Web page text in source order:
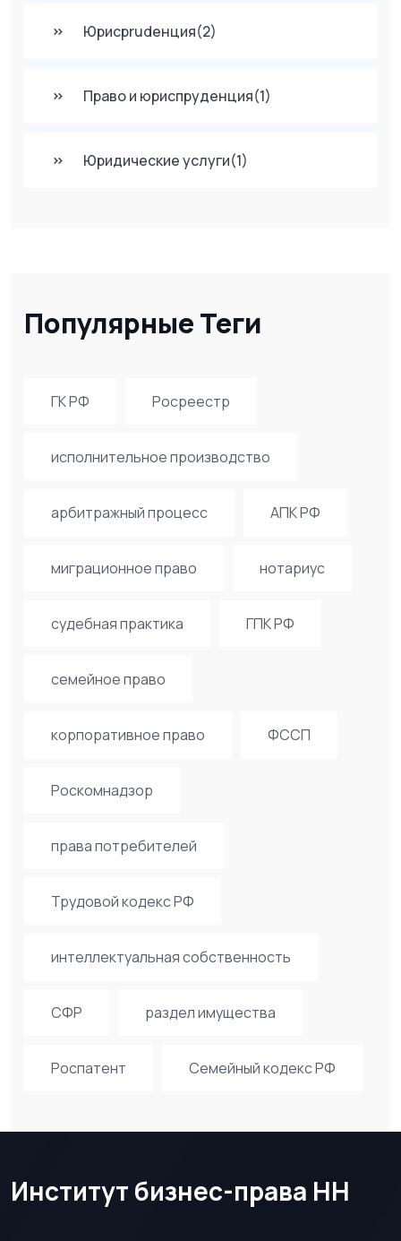
Юрисprudенция(2)
Право и юриспруденция(1)
Юридические услуги(1)
Популярные Теги
ГК РФ Росреестр
исполнительное производство
арбитражный процесс АПК РФ
миграционное право нотариус
судебная практика ГПК РФ
семейное право
корпоративное право ФССП
Роскомнадзор
права потребителей
Трудовой кодекс РФ
интеллектуальная собственность
СФР раздел имущества
Роспатент Семейный кодекс РФ
Институт бизнес-права НН